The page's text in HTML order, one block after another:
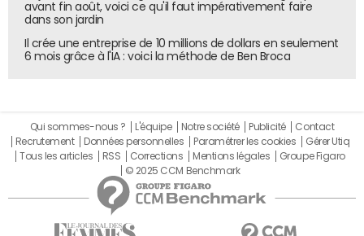
avant fin août, voici ce qu'il faut impérativement faire
dans son jardin
Il crée une entreprise de 10 millions de dollars en seulement
6 mois grâce à l'IA : voici la méthode de Ben Broca
Qui sommes-nous ? L'équipe Notre société Publicité
Contact
Recrutement
Données personnelles Paramétrer les cookies
Gérer Utiq
Tous les articles
RSS Corrections Mentions légales
Groupe Figaro
© 2025 CCM Benchmark